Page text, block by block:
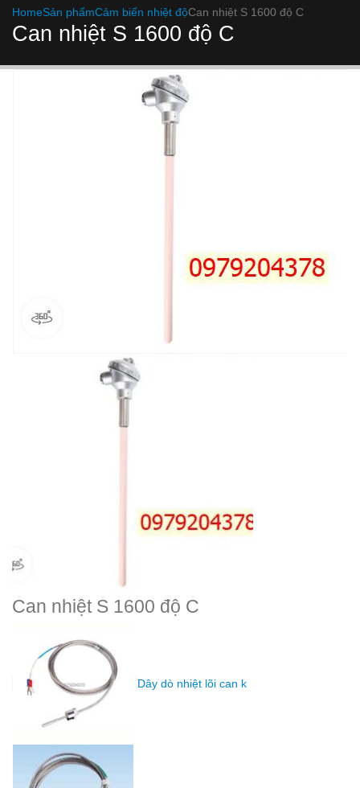
HomeSản phẩmCảm biến nhiệt độCan nhiệt S 1600 độ C
Can nhiệt S 1600 độ C
Can nhiệt S 1600 độ C
Dây dò nhiệt lõi can k